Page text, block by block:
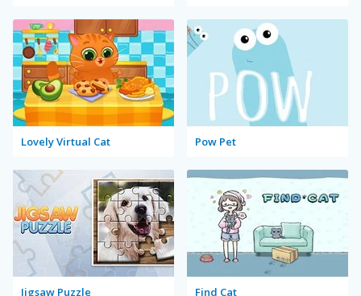
Lovely Virtual Cat Pow Pet
Jigsaw Puzzle Find Cat